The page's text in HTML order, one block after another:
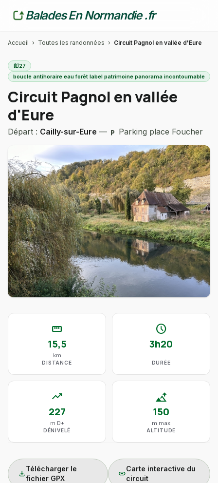
Balades En Normandie .fr
Accueil › Toutes les randonnées › Circuit Pagnol en vallée d'Eure
map27
boucle antihoraire eau forêt label patrimoine panorama incontournable
Circuit Pagnol en vallée
d'Eure
Départ : Cailly-sur-Eure — local_parking Parking place Foucher
straighten
15,5
km
DISTANCE
schedule
3h20
DURÉE
trending_up
227
m D+
DÉNIVELÉ
altitude
150
m max
ALTITUDE
download
Télécharger le
fichier GPX
link
Carte interactive du
circuit